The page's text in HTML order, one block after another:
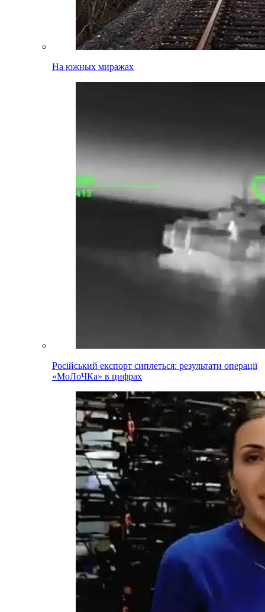
На южных миражах
Російський експорт сиплеться: результати операції
«МоЛоЧКа» в цифрах